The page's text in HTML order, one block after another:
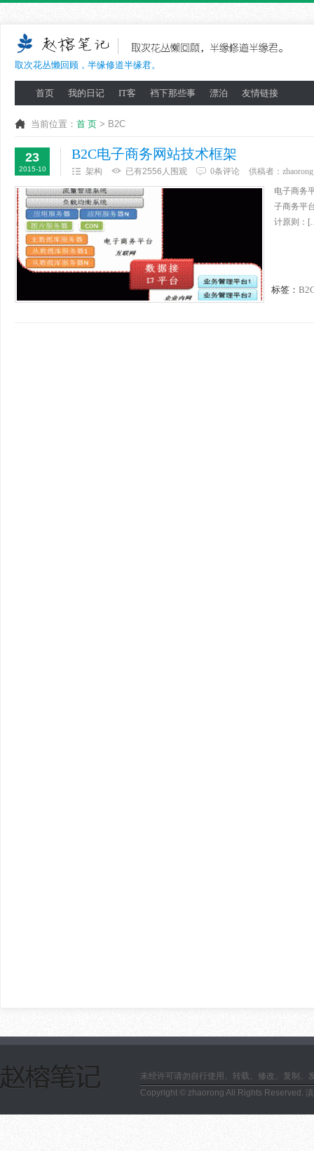
取次花丛懒回顾，半缘修道半缘君。
首页 我的日记 IT客 裆下那些事 漂泊 友情链接
当前位置： 首 页 > B2C
23
2015-10
B2C电子商务网站技术框架
架构 已有2556人围观 0条评论 供稿者： zhaorong
电子商务
子商务平
计原则：
标签：
未经许可请勿自行使用、转载、修改、复制
Copyright © zhaorong All Rights Reserved.